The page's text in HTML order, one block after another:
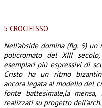
5 CROCIFISSO
Nell’abside domina (fig. 5)
policromato del XIII
esemplari più espressivi di
Cristo ha un ritmo
ancora legata al modello del
fonte battesimale,la
realizzati su progetto